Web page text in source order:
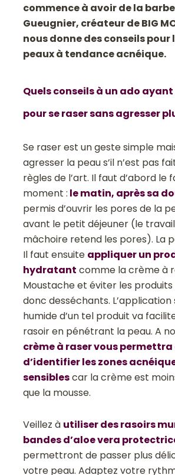
commence à avoir de la
Gueugnier, créateur de BIG
nous donne des conseils pour
peaux à tendance acnéique.
Quels conseils à un ado ayant
pour se raser sans agresser
Se raser est un geste simple
agresser la peau s’il n’est pas
règles de l’art. Il faut d’abord le
moment : le matin, après sa
permis d’ouvrir les pores de la
avant le petit déjeuner (le
mâchoire retend les pores). La
Il faut ensuite appliquer un
hydratant comme la crème à
Moustache et éviter les produits
donc desséchants. L’application
humide d’un tel produit va
rasoir en pénétrant la peau. A
crème à raser vous permettra
d’identifier les zones
sensiblescar la crème est
que la mousse.
Veillez à utiliser des rasoirs
bandes d’aloe vera
permettront de passer plus
votre peau. Adaptez votre